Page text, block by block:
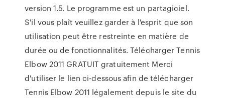
version 1.5. Le programme est un partagiciel.
S'il vous plaît veuillez garder à l'esprit que son
utilisation peut être restreinte en matière de
durée ou de fonctionnalités. Télécharger Tennis
Elbow 2011 GRATUIT gratuitement Merci
d'utiliser le lien ci-dessous afin de télécharger
Tennis Elbow 2011 légalement depuis le site du